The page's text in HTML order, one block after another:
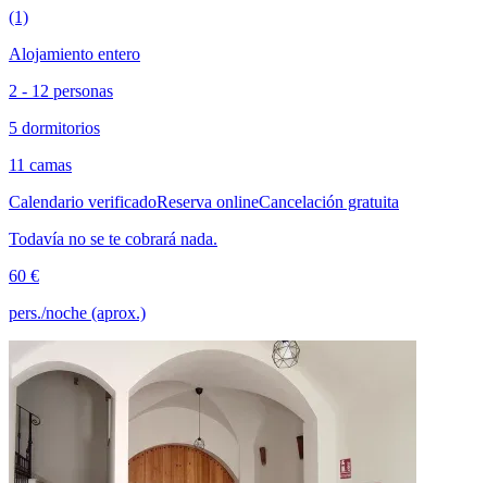
(1)
Alojamiento entero
2 - 12 personas
5 dormitorios
11 camas
Calendario verificadoReserva onlineCancelación gratuita
Todavía no se te cobrará nada.
60 €
pers./noche (aprox.)